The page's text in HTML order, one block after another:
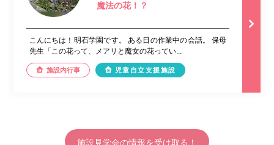
魔法の花！？
こんにちは！明石学園です。 ある日の作業中の会話。 保母
先生「この花って、メアリと魔女の花ってい...
施設内行事 児童自立支援施設
施設見学会の情報を受け取る！